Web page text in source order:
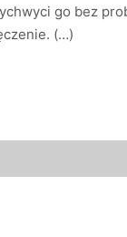
go bez
(…)